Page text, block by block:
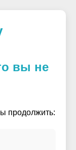
вы не
продолжить: